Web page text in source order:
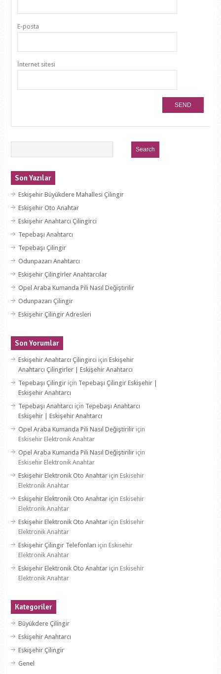
E-posta
İnternet sitesi
Son Yazılar
Eskişehir Büyükdere Mahallesi Çilingir
Eskişehir Oto Anahtar
Eskişehir Anahtarcı Çilingirci
Tepebaşı Anahtarcı
Tepebaşı Çilingir
Odunpazarı Anahtarcı
Eskişehir Çilingirler Anahtarcılar
Opel Araba Kumanda Pili Nasıl Değiştirilir
Odunpazarı Çilingir
Eskişehir Çilingir Adresleri
Son Yorumlar
Eskişehir Anahtarcı Çilingirci için Eskişehir
Anahtarcı Çilingirler | Eskişehir Anahtarcı
Tepebaşı Çilingiriçin Tepebaşı Çilingir Eskişehir |
Eskişehir Anahtarcı
Tepebaşı Anahtarcı için Tepebaşı Anahtarcı
Eskişehir | Eskişehir Anahtarcı
Opel Araba Kumanda Pili Nasıl Değiştiriliriçin
Eskisehir Elektronik Anahtar
Opel Araba Kumanda Pili Nasıl Değiştiriliriçin
Eskisehir Elektronik Anahtar
Eskişehir Elektronik Oto Anahtariçin Eskisehir
Elektronik Anahtar
Eskişehir Elektronik Oto Anahtariçin Eskisehir
Elektronik Anahtar
Eskişehir Elektronik Oto Anahtariçin Eskisehir
Elektronik Anahtar
Eskişehir Çilingir Telefonları için Eskisehir
Elektronik Anahtar
Eskişehir Elektronik Oto Anahtariçin Eskisehir
Elektronik Anahtar
Kategoriler
Büyükdere Çilingir
Eskişehir Anahtarcı
Eskişehir Çilingir
Genel